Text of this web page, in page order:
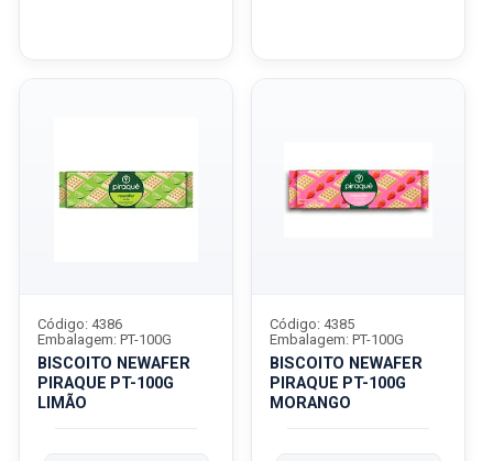
BISCOITO NEWAFER
PIRAQUE PT-100G
LIMÃO
Código: 4386
Embalagem: PT-100G
BISCOITO NEWAFER
PIRAQUE PT-100G
MORANGO
Código: 4385
Embalagem: PT-100G